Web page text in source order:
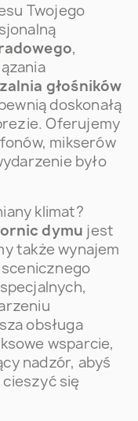
Twojego
,
głośników
doskonałą
Oferujemy
mikserów
było
klimat?
dymu jest
także wynajem
obsługa
wsparcie,
nadzór, abyś
cieszyć się